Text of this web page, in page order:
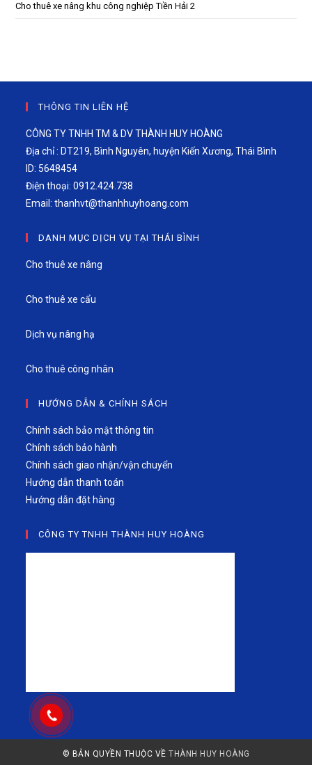
Cho thuê xe nâng khu công nghiệp Tiền Hải 2
THÔNG TIN LIÊN HỆ
CÔNG TY TNHH TM & DV THÀNH HUY HOÀNG
Địa chỉ : DT219, Bình Nguyên, huyện Kiến Xương, Thái Bình
ID: 5648454
Điện thoại: 0912.424.738
Email:thanhvt@thanhhuyhoang.com
DANH MỤC DỊCH VỤ TẠI THÁI BÌNH
Cho thuê xe nâng
Cho thuê xe cẩu
Dịch vụ nâng hạ
Cho thuê công nhân
HƯỚNG DẪN & CHÍNH SÁCH
Chính sách bảo mật thông tin
Chính sách bảo hành
Chính sách giao nhận/vận chuyển
Hướng dẫn thanh toán
Hướng dẫn đặt hàng
CÔNG TY TNHH THÀNH HUY HOÀNG
© BẢN QUYỀN THUỘC VỀ THÀNH HUY HOÀNG